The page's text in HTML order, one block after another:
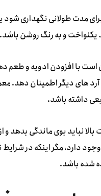
مدت طولانی نگهداری شود
یکنواخت و به رنگ روشن باشد.
با افزودن ادویه و طعم
آرد های دیگر اطمینان دهد.
داشته باشد.
بالا نباید بوی ماندگی بدهد
دارد، مگر اینکه در شرایط
شده باشد.